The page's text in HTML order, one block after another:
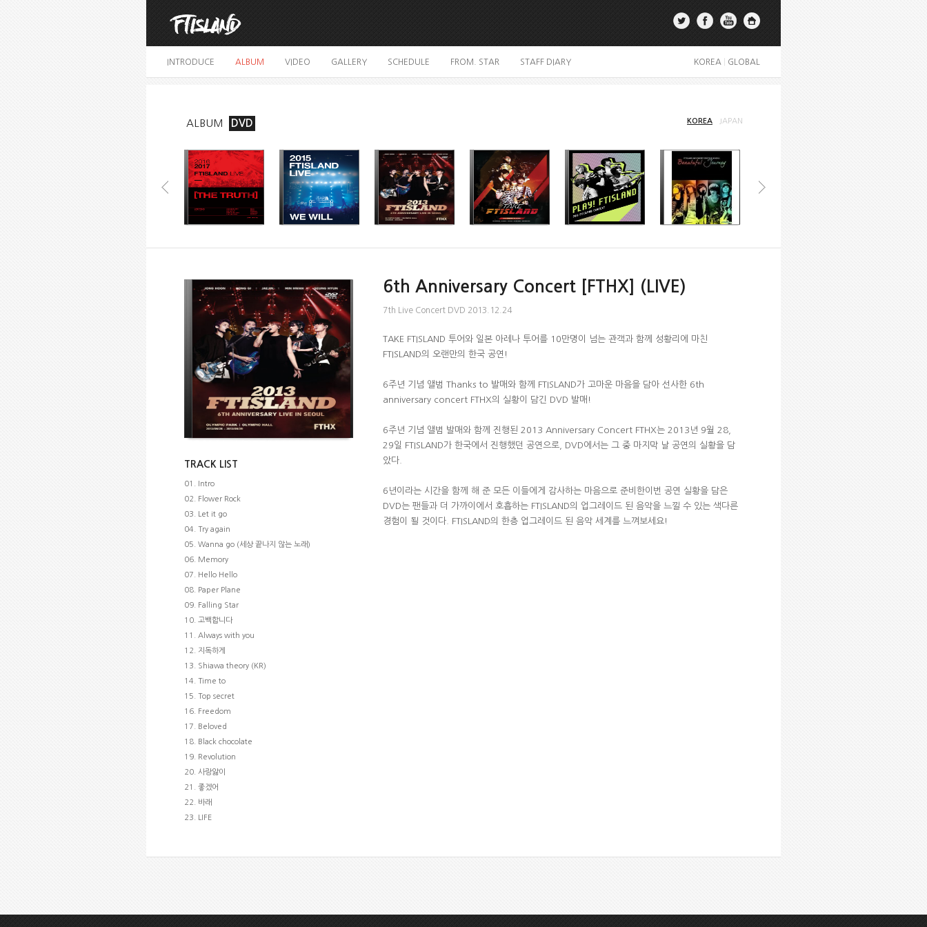
INTRODUCE ALBUM VIDEO GALLERY SCHEDULE FROM. STAR STAFF DIARY KOREA GLOBAL
ALBUM DVD KOREA JAPAN
TRACK LIST
01. Intro
02. Flower Rock
03. Let it go
04. Try again
05. Wanna go (세상 끝나지 않는 노래)
06. Memory
07. Hello Hello
08. Paper Plane
09. Falling Star
10. 고백합니다
11. Always with you
12. 지독하게
13. Shiawa theory (KR)
14. Time to
15. Top secret
16. Freedom
17. Beloved
18. Black chocolate
19. Revolution
20. 사랑앓이
21. 좋겠어
22. 바래
23. LIFE
6th Anniversary Concert [FTHX] (LIVE)
7th Live Concert DVD 2013.12.24
TAKE FTISLAND 투어와 일본 아레나 투어를 10만명이 넘는 관객과 함께 성황리에 마친
FTISLAND의 오랜만의 한국 공연!
6주년 기념 앨범 Thanks to 발매와 함께 FTISLAND가 고마운 마음을 담아 선사한 6th
anniversary concert FTHX의 실황이 담긴 DVD 발매!
6주년 기념 앨범 발매와 함께 진행된 2013 Anniversary Concert FTHX는 2013년 9월 28,
29일 FTISLAND가 한국에서 진행했던 공연으로, DVD에서는 그 중 마지막 날 공연의 실황을 담
았다.
6년이라는 시간을 함께 해 준 모든 이들에게 감사하는 마음으로 준비한이번 공연 실황을 담은
DVD는 팬들과 더 가까이에서 호흡하는 FTISLAND의 업그레이드 된 음악을 느낄 수 있는 색다른
경험이 될 것이다. FTISLAND의 한층 업그레이드 된 음악 세계를 느껴보세요!